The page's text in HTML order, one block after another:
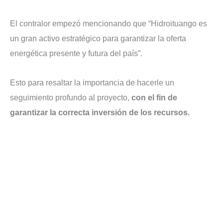
El contralor empezó mencionando que “Hidroituango es
un gran activo estratégico para garantizar la oferta
energética presente y futura del país”.
Esto para resaltar la importancia de hacerle un
seguimiento profundo al proyecto, con el fin de
garantizar la correcta inversión de los recursos.